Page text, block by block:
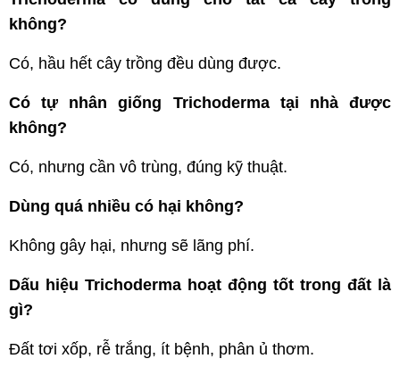
không?
Có, hầu hết cây trồng đều dùng được.
Có tự nhân giống Trichoderma tại nhà được
không?
Có, nhưng cần vô trùng, đúng kỹ thuật.
Dùng quá nhiều có hại không?
Không gây hại, nhưng sẽ lãng phí.
Dấu hiệu Trichoderma hoạt động tốt trong đất là
gì?
Đất tơi xốp, rễ trắng, ít bệnh, phân ủ thơm.